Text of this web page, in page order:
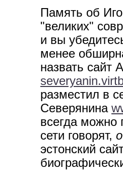
Память об
"великих"
и вы
менее
назвать сайт
разместил в
Северянина
всегда
сети говорят,
эстонский